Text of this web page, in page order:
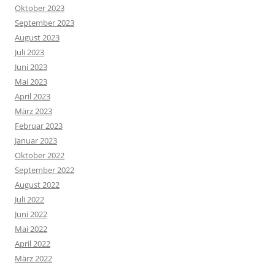
Oktober 2023
September 2023
August 2023
Juli 2023
Juni 2023
Mai 2023
April 2023
März 2023
Februar 2023
Januar 2023
Oktober 2022
September 2022
August 2022
Juli 2022
Juni 2022
Mai 2022
April 2022
März 2022